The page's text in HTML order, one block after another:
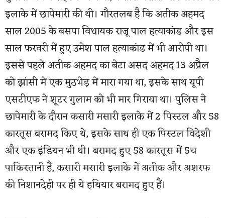
इलाके में छापेमारी की थी। गौरतलब है कि अतीक अहमद
साल 2005 के बसपा विधायक राजू पाल हत्याकांड और इस
साल फरवरी में हुए उमेश पाल हत्याकांड में भी आरोपी था।
इससे पहले अतीक अहमद का बेटा असद अहमद 13 अप्रैल
को झांसी में एक मुठभेड़ में मारा गया था, इसके साथ यूपी
एसटीएफ ने शूटर गुलाम को भी मार गिराया था। पुलिस ने
छापेमारी के दौरान कसारी मसारी इलाके में 2 पिस्टल और 58
कारतूस बरामद किए थे, इसके साथ ही एक पिस्टल विदेशी
और एक इंडियन भी थी। बरामद हुए 58 कारतूस में 5च
पाकिस्तानी हैं, कसारी मसारी इलाके में अतीक और अशरफ
की निशानदेही पर ही ये हथियार बरामद हुए हैं।